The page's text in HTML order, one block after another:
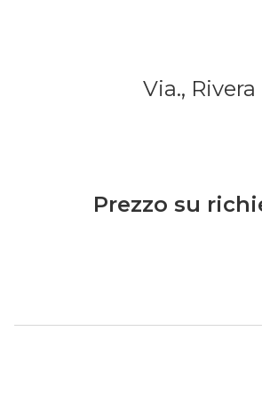
Via., Rivera
Prezzo su